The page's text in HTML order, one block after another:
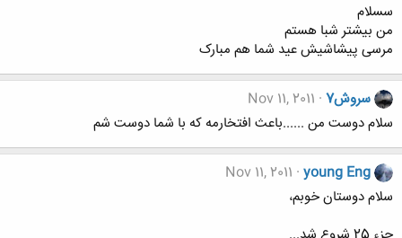
سسلام
من بیشتر شبا هستم
مرسی پیشاشیش عید شما هم مبارک
سروش7
Nov 11, 2011
سلام دوست من ......باعث افتخارمه که با شما دوست شم
young Eng
Nov 11, 2011
سلام دوستان خوبم،